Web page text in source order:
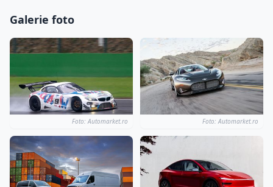
Galerie foto
Foto: Automarket.ro Foto: Automarket.ro